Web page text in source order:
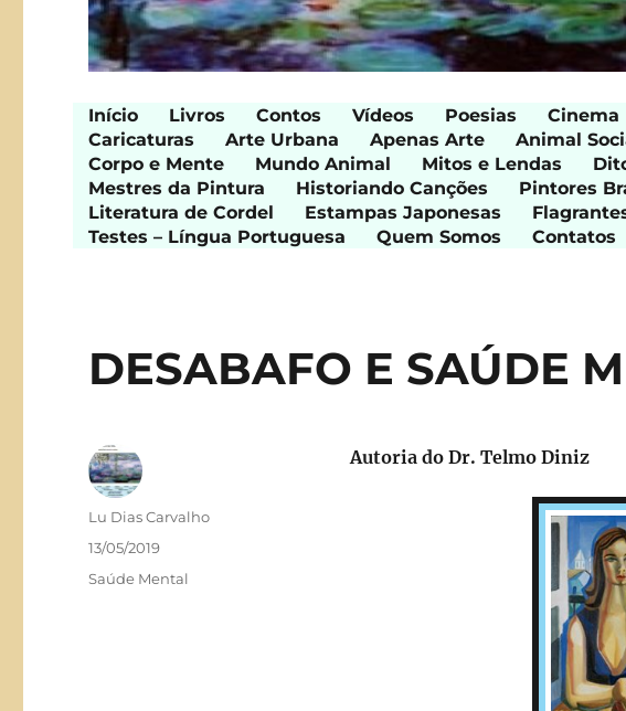
Início Livros Contos Vídeos Poesias Cinema
Caricaturas
Arte Urbana Apenas Arte Animal
Corpo e Mente
Mundo Animal Mitos e Lendas
Mestres da Pintura
Historiando Canções Pintores
Literatura de Cordel
Estampas Japonesas
Testes – Língua Portuguesa
Quem Somos Contatos
DESABAFO E SAÚDE
Autoria do Dr. Telmo Diniz
Autor
Lu Dias Carvalho
Publicado
em
13/05/2019
Categorias
Saúde Mental